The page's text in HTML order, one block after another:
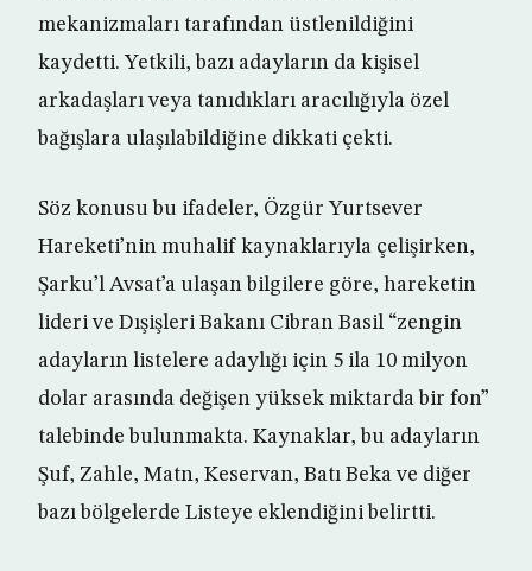
mekanizmaları tarafından üstlenildiğini
kaydetti. Yetkili, bazı adayların da kişisel
arkadaşları veya tanıdıkları aracılığıyla özel
bağışlara ulaşılabildiğine dikkati çekti.
Söz konusu bu ifadeler, Özgür Yurtsever
Hareketi’nin muhalif kaynaklarıyla çelişirken,
Şarku’l Avsat’a ulaşan bilgilere göre, hareketin
lideri ve Dışişleri Bakanı Cibran Basil “zengin
adayların listelere adaylığı için 5 ila 10 milyon
dolar arasında değişen yüksek miktarda bir fon”
talebinde bulunmakta. Kaynaklar, bu adayların
Şuf, Zahle, Matn, Keservan, Batı Beka ve diğer
bazı bölgelerde Listeye eklendiğini belirtti.